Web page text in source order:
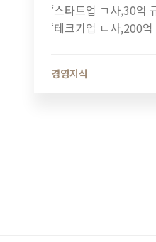
‘스타트업 ㄱ사,30억
‘테크기업 ㄴ사,200
익숙할 텐데요. 이 세
경영지식